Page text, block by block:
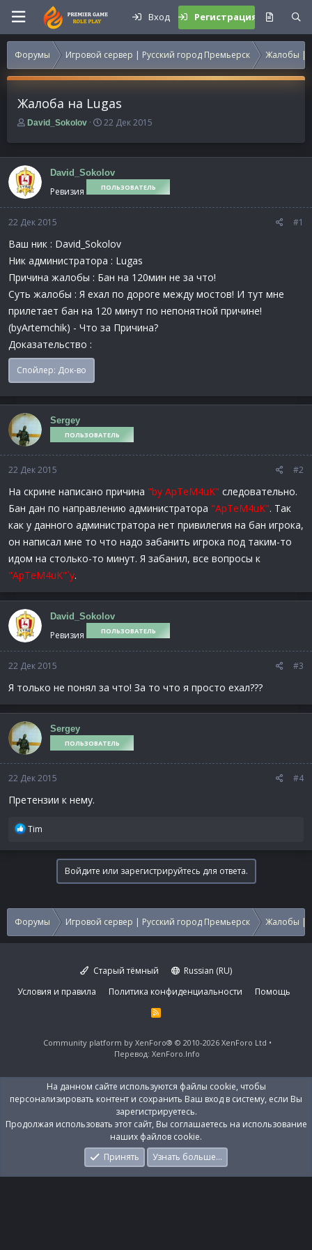
Вход Регистрация
Форумы Игровой сервер | Русский город Премьерск Жалобы |
Жалоба на Lugas
А
т
о
р
т
е
м
ы
David_Sokolov
Д
т
а
н
а
ч
а
22 Дек 2015
David_Sokolov
Ревизия ПОЛЬЗОВАТЕЛЬ
22 Дек 2015 #1
Ваш ник : David_Sokolov
Ник администратора : Lugas
Причина жалобы : Бан на 120мин не за что!
Суть жалобы : Я ехал по дороге между мостов! И тут мне
прилетает бан на 120 минут по непонятной причине!
(byArtemchik) - Что за Причина?
Доказательство :
Спойлер: Док-во
Sergey
ПОЛЬЗОВАТЕЛЬ
22 Дек 2015 #2
На скрине написано причина "by ApTeM4uK" следовательно.
Бан дан по направлению администратора "ApTeM4uK". Так
как у данного администратора нет привилегия на бан игрока,
он написал мне то что надо забанить игрока под таким-то
идом на столько-то минут. Я забанил, все вопросы к
"ApTeM4uK"`y.
David_Sokolov
Ревизия ПОЛЬЗОВАТЕЛЬ
22 Дек 2015 #3
Я только не понял за что! За то что я просто ехал???
Sergey
ПОЛЬЗОВАТЕЛЬ
22 Дек 2015 #4
Претензии к нему.
Р
а
Tim
Войдите или зарегистрируйтесь для ответа.
Форумы Игровой сервер | Русский город Премьерск Жалобы |
Старый тёмный
Russian (RU)
Условия и правила
Политика конфиденциальности Помощь
R
S
Community platform by XenForo® © 2010-2026 XenForo Ltd
Перевод: XenForo.Info
На данном сайте используются файлы cookie, чтобы
персонализировать контент и сохранить Ваш вход в систему, если Вы
зарегистрируетесь.
Продолжая использовать этот сайт, Вы соглашаетесь на использование
наших файлов cookie.
Принять
Узнать больше…